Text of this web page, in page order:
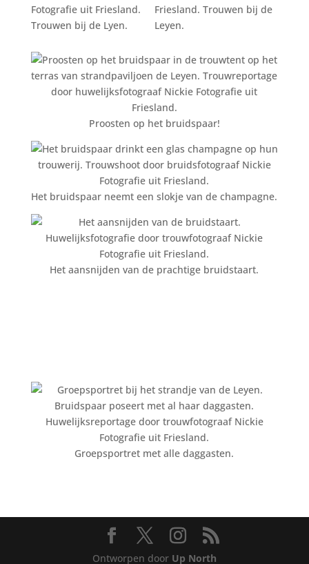
Proosten op het bruidspaar!
Het bruidspaar neemt een slokje van de champagne.
Het aansnijden van de prachtige bruidstaart.
Groepsportret met alle daggasten.
Ontworpen door Up North